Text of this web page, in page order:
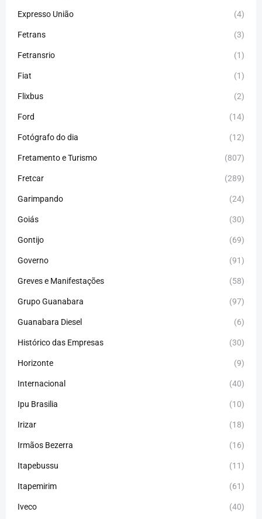
Expresso União (4)
Fetrans (3)
Fetransrio (1)
Fiat (1)
Flixbus (2)
Ford (14)
Fotógrafo do dia (12)
Fretamento e Turismo (807)
Fretcar (289)
Garimpando (24)
Goiás (30)
Gontijo (69)
Governo (91)
Greves e Manifestações (58)
Grupo Guanabara (97)
Guanabara Diesel (6)
Histórico das Empresas (30)
Horizonte (9)
Internacional (40)
Ipu Brasilia (10)
Irizar (18)
Irmãos Bezerra (16)
Itapebussu (11)
Itapemirim (61)
Iveco (40)